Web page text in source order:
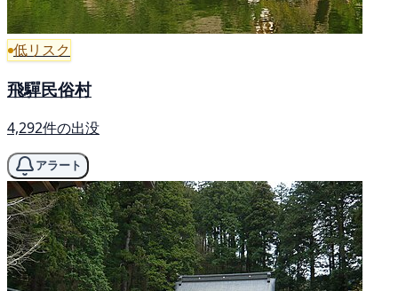
低リスク
飛驒民俗村
4,292件の出没
アラート